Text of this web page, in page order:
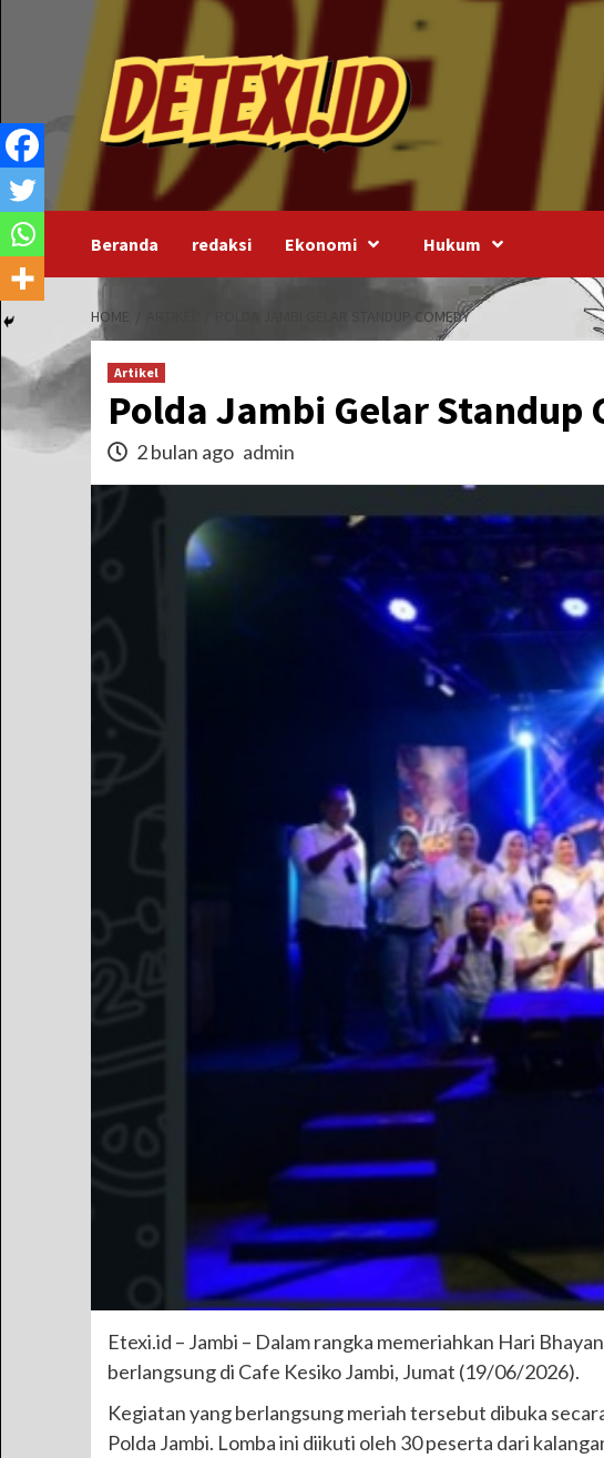
Beranda redaksi Ekonomi Hukum
HOME POLDA JAMBI GELAR STANDUP COMEDY
Artikel
Polda Jambi Gelar Standup
2 bulan ago admin
Etexi.id – Jambi – Dalam rangka memeriahkan Hari
berlangsung di Cafe Kesiko Jambi, Jumat (19/06/2026).
Kegiatan yang berlangsung meriah tersebut dibuka
Polda Jambi. Lomba ini diikuti oleh 30 peserta dari